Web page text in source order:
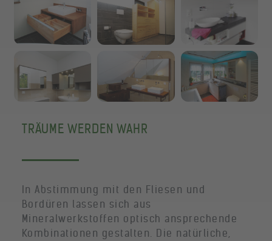
TRÄUME WERDEN WAHR
In Abstimmung mit den Fliesen und
Bordüren lassen sich aus
Mineralwerkstoffen optisch ansprechende
Kombinationen gestalten. Die natürliche,